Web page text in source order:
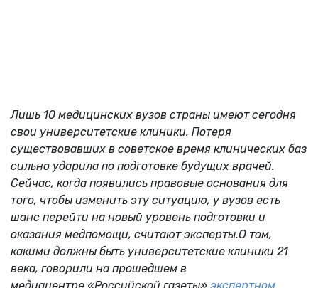
Лишь 10 медицинских вузов страны имеют сегодня
свои университетские клиники. Потеря
существовавших в советское время клинических баз
сильно ударила по подготовке будущих врачей.
Сейчас, когда появились правовые основания для
того, чтобы изменить эту ситуацию, у вузов есть
шанс перейти на новый уровень подготовки и
оказания медпомощи, считают эксперты.О том,
какими должны быть университетские клиники 21
века, говорили на прошедшем в